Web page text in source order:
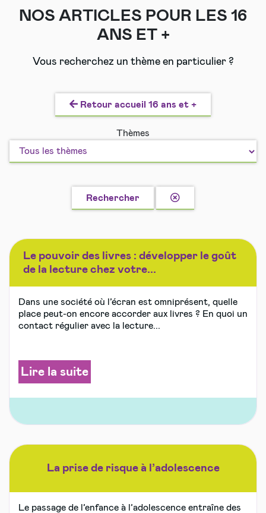
NOS ARTICLES POUR LES 16
ANS ET +
Vous recherchez un thème en particulier ?
Retour accueil 16 ans et +
Thèmes
Rechercher
Effacer
la
Le pouvoir des livres : développer le goût
de la lecture chez votre...
Dans une société où l’écran est omniprésent, quelle
place peut-on encore accorder aux livres ? En quoi un
contact régulier avec la lecture...
Lire la suite
La prise de risque à l’adolescence
Le passage de l’enfance à l’adolescence entraîne des